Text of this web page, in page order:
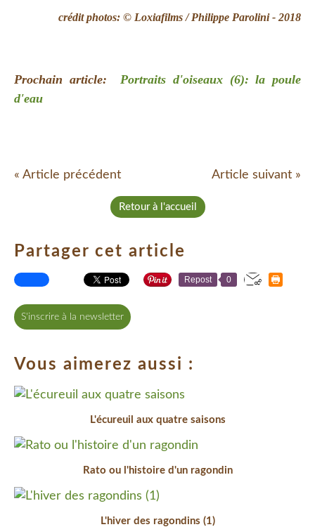
crédit photos: © Loxiafilms / Philippe Parolini - 2018
Prochain article: Portraits d'oiseaux (6): la poule
d'eau
« Article précédent Article suivant »
Retour à l'accueil
Partager cet article
Repost 0
S'inscrire à la newsletter
Vous aimerez aussi :
L'écureuil aux quatre saisons
Rato ou l'histoire d'un ragondin
L'hiver des ragondins (1)